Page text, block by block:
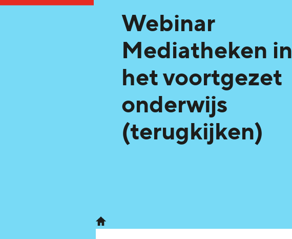
Webinar
Mediatheken in
het voortgezet
onderwijs
(terugkijken)